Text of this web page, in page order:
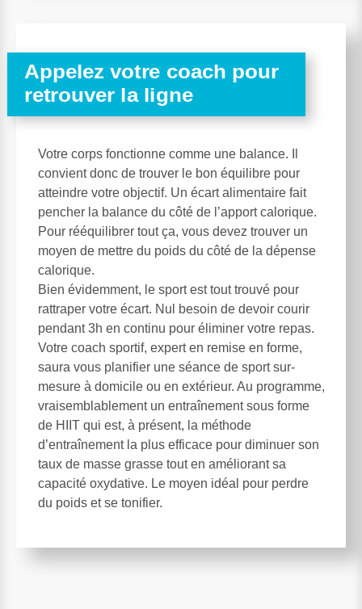
Appelez votre coach pour
retrouver la ligne
Votre corps fonctionne comme une balance. Il
convient donc de trouver le bon équilibre pour
atteindre votre objectif. Un écart alimentaire fait
pencher la balance du côté de l’apport calorique.
Pour rééquilibrer tout ça, vous devez trouver un
moyen de mettre du poids du côté de la dépense
calorique.
Bien évidemment, le sport est tout trouvé pour
rattraper votre écart. Nul besoin de devoir courir
pendant 3h en continu pour éliminer votre repas.
Votre coach sportif, expert en remise en forme,
saura vous planifier une séance de sport sur-
mesure à domicile ou en extérieur. Au programme,
vraisemblablement un entraînement sous forme
de HIIT qui est, à présent, la méthode
d’entraînement la plus efficace pour diminuer son
taux de masse grasse tout en améliorant sa
capacité oxydative. Le moyen idéal pour perdre
du poids et se tonifier.